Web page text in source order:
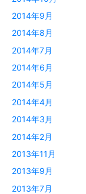
2014年9月
2014年8月
2014年7月
2014年6月
2014年5月
2014年4月
2014年3月
2014年2月
2013年11月
2013年9月
2013年7月